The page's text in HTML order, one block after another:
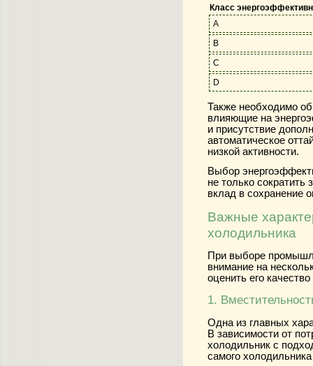
Класс
A
B
C
D
Также необходимо
влияющие на
и присутствие
автоматическое
низкой активности.
Выбор
не только сократить
вклад в сохранение
Важные
холодильника
При выборе
внимание на
оценить его
1.
Одна из главных
В зависимости от
холодильник с
самого